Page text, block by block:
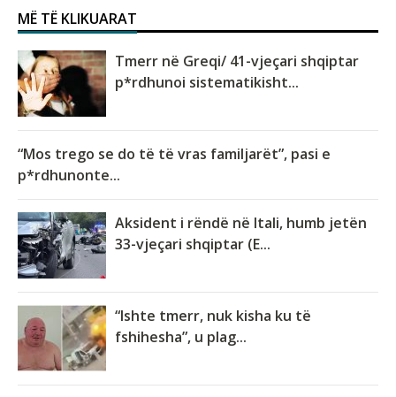
MË TË KLIKUARAT
Tmerr në Greqi/ 41-vjeçari shqiptar
p*rdhunoi sistematikisht...
“Mos trego se do të të vras familjarët”, pasi e
p*rdhunonte...
Aksident i rëndë në Itali, humb jetën
33-vjeçari shqiptar (E...
“Ishte tmerr, nuk kisha ku të
fshihesha”, u plag...